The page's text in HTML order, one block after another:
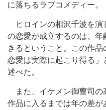
に落ちるラブコメディー。
ヒロインの相沢千波を演
の恋愛が成立するのは、
きるということ。この作
恋愛は実際に起こり得る
述べた。
また、イケメン御曹司の
作品に入るまでは年の差